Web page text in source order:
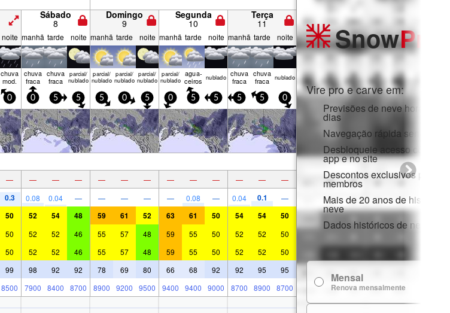
Sábado
8
Domingo
9
Segunda
10
Terça
11
noite manhã tarde noite manhã tarde noite manhã tarde noite manhã tarde noite
chuva
mod.
chuva
fraca
chuva
fraca
parcial/
nublado
parcial/
nublado
parcial/
nublado
parcial/
nublado
parcial/
nublado
agua­
ceiros nubl­ado chuva
fraca
chuva
fraca nubl­ado
0 0 5 5 5 0 5 0 5 5 5 5 0
— — — — — — — — — — — — —
0.3 0.08 0.04 — — — — — 0.08 — 0.04 0.1 —
50 52 54 48 59 61 52 63 61 50 54 54 50
50 52 52 46 55 57 48 59 55 50 52 52 50
50 52 52 46 55 57 48 59 55 50 52 52 50
99 98 92 92 78 69 80 66 68 92 92 95 95
8500 7900 8400 8700 8900 9200 9500 9400 9400 9000 8700 8900 8700
SnowPro
Vire pro e carve em:
Previsões de neve horárias e
dias
Navegação rápida sem
Desbloqueie acesso
app e no site
Descontos exclusivos para
membros
Mais de 20 anos de histórico
neve
Dados históricos de neve
Mensal
Renova mensalmente